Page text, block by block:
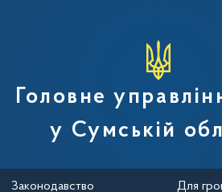
податкової
Головне
у Сумській
Законодавство Для